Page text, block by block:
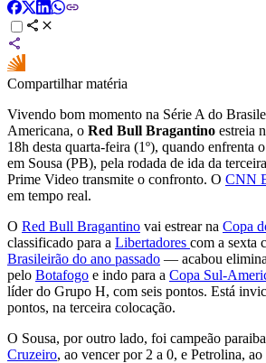
Compartilhar matéria
Vivendo bom momento na Série A do
Americana, o Red Bull Bragantino estreia
18h desta quarta-feira (1º), quando enfrenta o
em Sousa (PB), pela rodada de ida da
Prime Video transmite o confronto. O CNN
em tempo real.
O Red Bull Bragantino vai estrear na Copa
classificado para a Libertadores com a sexta
Brasileirão do ano passado — acabou
pelo Botafogo e indo para a Copa Sul-
líder do Grupo H, com seis pontos. Está
pontos, na terceira colocação.
O Sousa, por outro lado, foi campeão
Cruzeiro, ao vencer por 2 a 0, e Petrolina,